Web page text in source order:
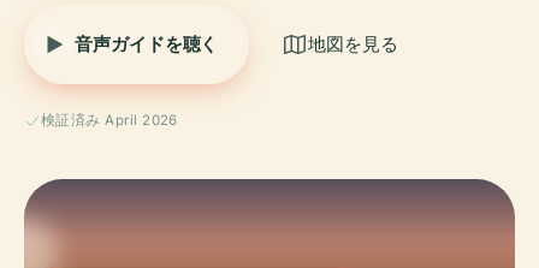
音声ガイドを聴く 地図を見る
検証済み April 2026